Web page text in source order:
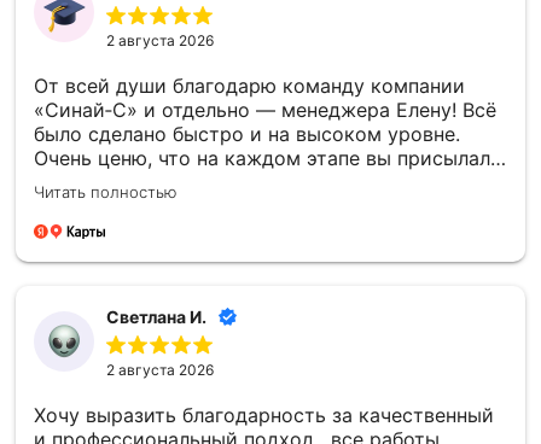
2 августа 2026
От всей души благодарю команду компании
«Синай‑С» и отдельно — менеджера Елену! Всё
было сделано быстро и на высоком уровне.
Очень ценю, что на каждом этапе вы присылали
фото- и видеоотчёты — это давало уверенность
и спокойствие. Отдельно спасибо за то, что
успели установить памятник к памятной
«Синай‑С» за чуткость, профессионализм и
проделанную работу! 🙏
Читать полностью
Светлана И.
2 августа 2026
Хочу выразить благодарность за качественный